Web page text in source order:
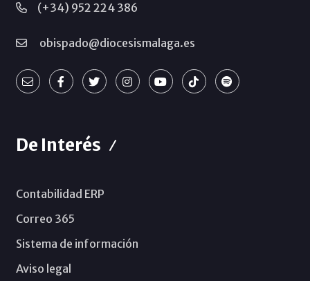
(+34) 952 224 386
obispado@diocesismalaga.es
De Interés
Contabilidad ERP
Correo 365
Sistema de información
Aviso legal